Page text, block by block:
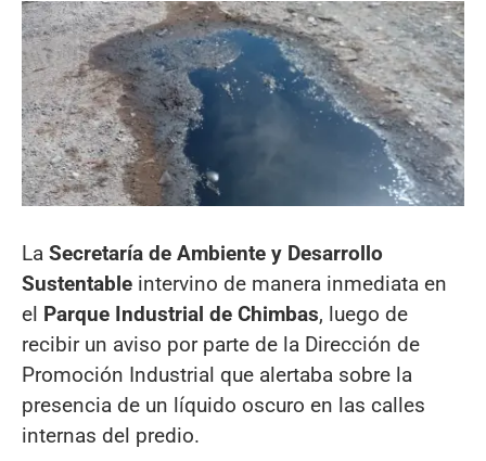
La Secretaría de Ambiente y Desarrollo
Sustentable intervino de manera inmediata en
el Parque Industrial de Chimbas, luego de
recibir un aviso por parte de la Dirección de
Promoción Industrial que alertaba sobre la
presencia de un líquido oscuro en las calles
internas del predio.